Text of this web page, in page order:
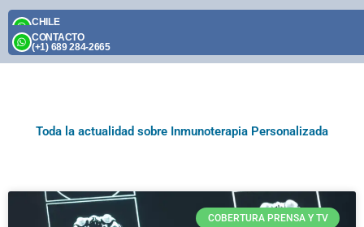
Skip
content
CHILE
(+56) 9 2395 1174
CONTACTO
(+1) 689 284-2665
Toda la actualidad sobre Inmunoterapia Personalizada
COBERTURA PRENSA Y TV
PagePage